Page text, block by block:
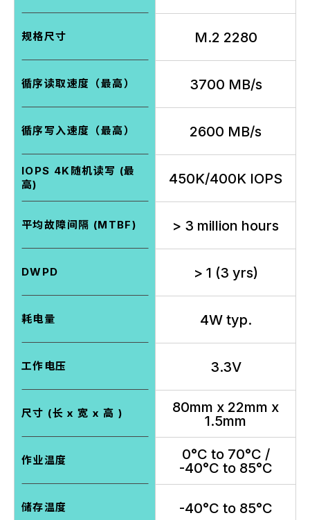
规格尺寸 M.2 2280
循序读取速度（最高） 3700 MB/s
循序写入速度（最高） 2600 MB/s
IOPS 4K随机读写 (最
高)
450K/400K IOPS
平均故障间隔 (MTBF) > 3 million hours
DWPD > 1 (3 yrs)
耗电量 4W typ.
工作电压 3.3V
尺寸 (长 x 宽 x 高 )
80mm x 22mm x
1.5mm
作业温度
0°C to 70°C /
-40°C to 85°C
储存温度 -40°C to 85°C